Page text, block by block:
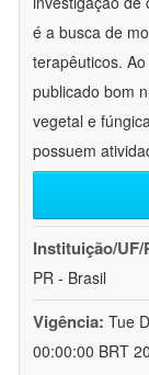
é a busca de
terapêuticos.
publicado bom
vegetal e
possuem
Instituição/UF/
PR - Brasil
Vigência: Tue
00:00:00 BRT